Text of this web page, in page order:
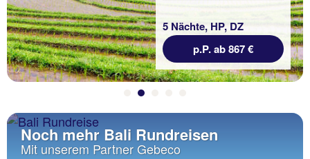
5 Nächte, HP, DZ
p.P. ab 867 €
Noch mehr Bali Rundreisen
Mit unserem Partner Gebeco